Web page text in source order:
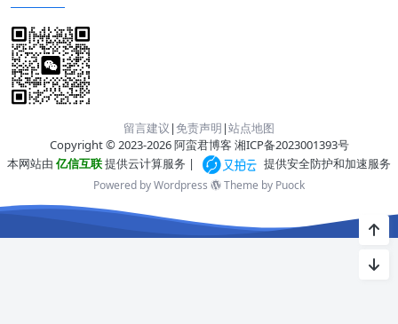
留言建议 |免责声明 |站点地图
Copyright © 2023-2026 阿蛮君博客 湘ICP备2023001393号
本网站由 亿信互联提供云计算服务 | 提供安全防护和加速服务
Powered by Wordpress Theme by Puock